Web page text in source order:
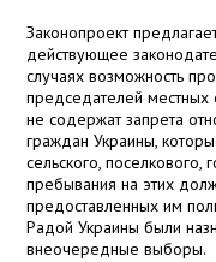
Законопроект
действующее
случаях возможность
председателей местных
не содержат запрета
граждан Украины,
сельского,
пребывания на этих
предоставленных им
Радой Украины были
внеочередные выборы.